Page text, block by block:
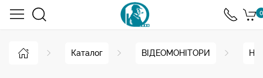
0
Каталог ВІДЕОМОНІТОРИ